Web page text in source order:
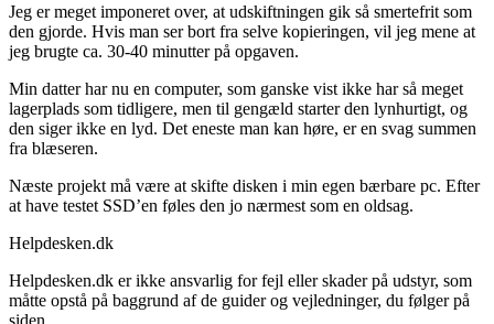
Jeg er meget imponeret over, at udskiftningen gik så smertefrit som
den gjorde. Hvis man ser bort fra selve kopieringen, vil jeg mene at
jeg brugte ca. 30-40 minutter på opgaven.
Min datter har nu en computer, som ganske vist ikke har så meget
lagerplads som tidligere, men til gengæld starter den lynhurtigt, og
den siger ikke en lyd. Det eneste man kan høre, er en svag summen
fra blæseren.
Næste projekt må være at skifte disken i min egen bærbare pc. Efter
at have testet SSD’en føles den jo nærmest som en oldsag.
Helpdesken.dk
Helpdesken.dk er ikke ansvarlig for fejl eller skader på udstyr, som
måtte opstå på baggrund af de guider og vejledninger, du følger på
siden.